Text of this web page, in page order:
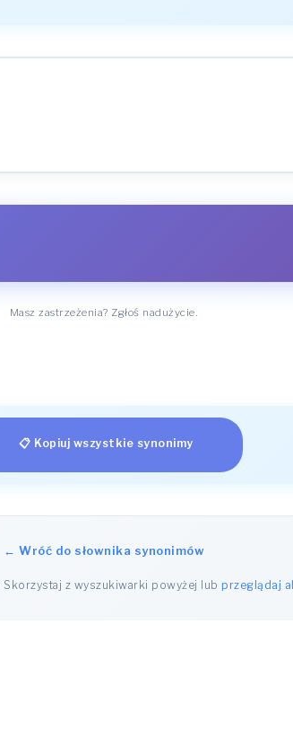
Masz zastrzeżenia? Zgłoś nadużycie.
📋 Kopiuj wszystkie synonimy
← Wróć do słownika synonimów
Skorzystaj z wyszukiwarki powyżej lubprzeglądaj